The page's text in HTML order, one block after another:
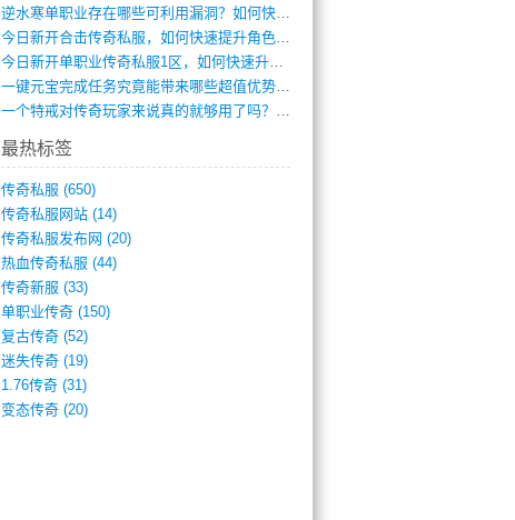
逆水寒单职业存在哪些可利用漏洞？如何快速(1)
今日新开合击传奇私服，如何快速提升角色战(0)
今日新开单职业传奇私服1区，如何快速升级(0)
一键元宝完成任务究竟能带来哪些超值优势？(0)
一个特戒对传奇玩家来说真的就够用了吗？(0)
最热标签
传奇私服 (650)
传奇私服网站 (14)
传奇私服发布网 (20)
热血传奇私服 (44)
传奇新服 (33)
单职业传奇 (150)
复古传奇 (52)
迷失传奇 (19)
1.76传奇 (31)
变态传奇 (20)